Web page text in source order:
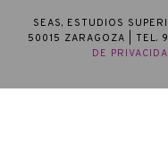
SEAS, ESTUDIOS
50015 ZARAGOZA | TEL.
DE